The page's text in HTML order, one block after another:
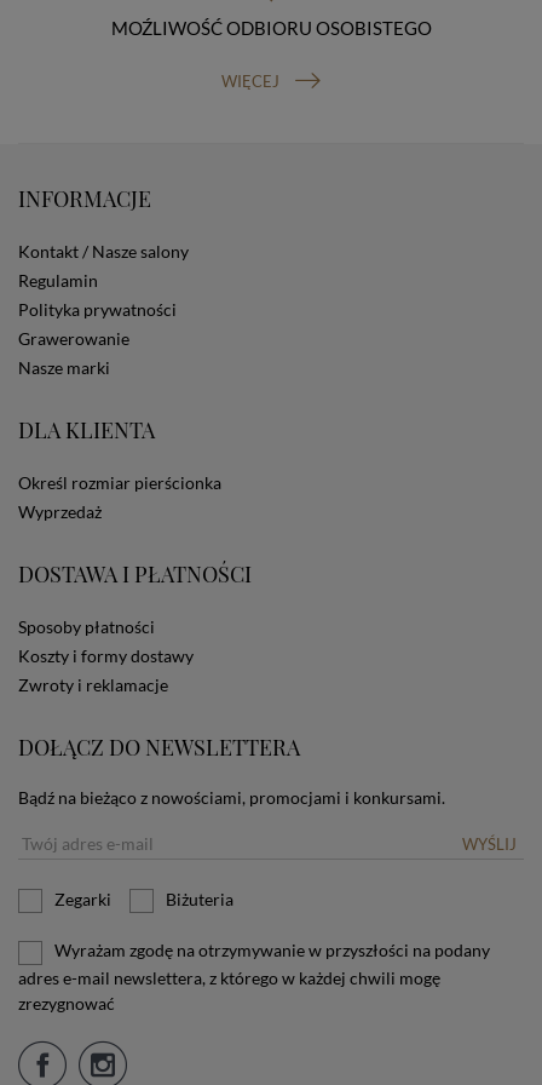
prawo do cofnięcia zgody na przetwarzanie danych
przetwarzanie danych w dowolnym momencie;
cofnięcie zgody nie ma wpływu na zgodność z prawem
Informacja o dobrowolności podania danych
Podanie przez Ciebie danych jest dobrowolne. Jeżeli
zawartości naszej strony
Zautomatyzowane podejmowanie decyzji
Na stronie Sklepu są wykorzystywane pliki cookies.
Stosowane są one w celach zapewnienia maksymalnej
przy korzystaniu ze Sklepu (zapamiętywanie
anonimowych danych dla celów reklamowych i
ze Sklepu bez zmiany ustawień w przeglądarce
dotyczących cookies oznacza, że będą one
użytkownika. Jeżeli użytkownik nie wyraża zgody na
stosowanie plików cookies powinien zmienić
informacji o plikach cookies.
MOŹLIWOŚĆ ODBIORU OSOBISTEGO
WIĘCEJ
INFORMACJE
Kontakt / Nasze salony
Regulamin
Polityka prywatności
Grawerowanie
Nasze marki
DLA KLIENTA
Określ rozmiar pierścionka
Wyprzedaż
DOSTAWA I PŁATNOŚCI
Sposoby płatności
Koszty i formy dostawy
Zwroty i reklamacje
DOŁĄCZ DO NEWSLETTERA
Bądź na bieżąco z nowościami, promocjami i konkursami.
WYŚLIJ
Zegarki Biżuteria
Wyrażam zgodę na otrzymywanie w przyszłości na podany
adres e-mail newslettera, z którego w każdej chwili mogę
zrezygnować